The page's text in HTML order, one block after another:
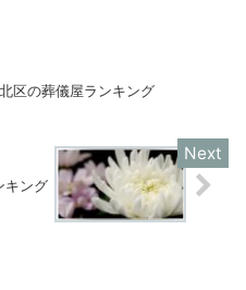
区の葬儀屋ランキング
キング